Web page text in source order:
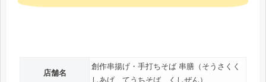
店舗名
創作串揚げ・手打ちそば 串膳（そうさくく
しあげ てうちそば くしぜん）